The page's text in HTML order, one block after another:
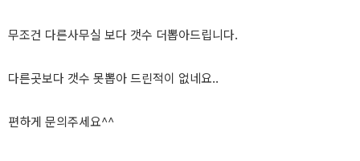
무조건 다른사무실 보다 갯수 더뽑아드립니다.
다른곳보다 갯수 못뽑아 드린적이 없네요..
편하게 문의주세요^^